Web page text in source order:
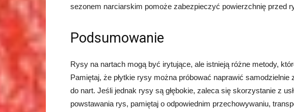
sezonem narciarskim pomoże zabezpieczyć powierzchnię przed
Podsumowanie
Rysy na nartach mogą być irytujące, ale istnieją różne metody,
Pamiętaj, że płytkie rysy można próbować naprawić
do nart. Jeśli jednak rysy są głębokie, zaleca się skorzystanie z
powstawania rys, pamiętaj o odpowiednim przechowywaniu,